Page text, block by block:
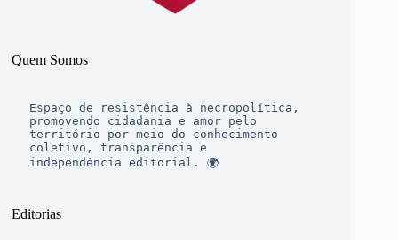
Quem Somos
Espaço de resistência à necropolítica,
promovendo cidadania e amor pelo
território por meio do conhecimento
coletivo, transparência e
independência editorial. 🌍
Editorias